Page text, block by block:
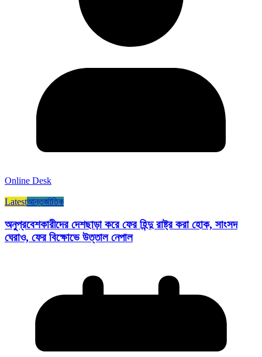
Online Desk
Latestআন্তর্জাতিক
অনুপ্রবেশকারীদের দেশছাড়া করে ফের হিন্দু রাষ্ট্র করা হোক, সাংসদ
ঘেরাও, ফের বিক্ষোভে উত্তাল নেপাল